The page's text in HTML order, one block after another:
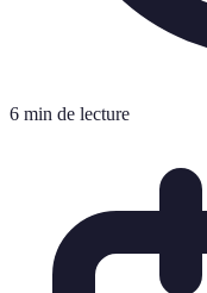
6 min de lecture